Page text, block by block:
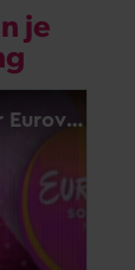
je